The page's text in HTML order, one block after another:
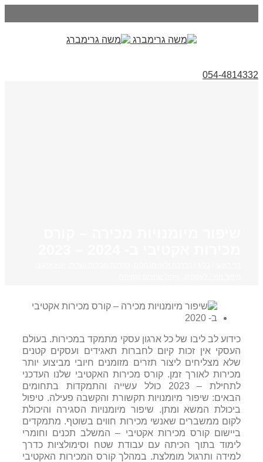
054-4814332
כידוע לב ליבו של כל ארגון עסקי מתמקד במכירות. בעולם
העסקי אין זכות קיום לחברות תאגידים ועסקים קטנים
שלא מצליחים ליצור תזרים מזומנים חיובי מביצוע יותר
מכירות לאורך זמן. קורס מכירות האקטיבי שלנו העדכני
לתחילת – 2023 כולל עשייה והתמקדות בתחומים
הבאים: שיפור מיומנויות תקשורת והקשבה פעילה. טיפול
ביכולת המשא ומתן. שיפור מיומנויות הסגירה והיכולת
לקום ממשברים שאנשי מכירות חווים בשוטף. מתמקדים
ביישום קורס מכירות אקטיבי – המשלב תכנים וחומרי
לימוד בתוך הכיתה עם עבודת שטח וסימולציות כדרך
למידה ותרגול מומלצת. במהלך קורס המכירות האקטיבי